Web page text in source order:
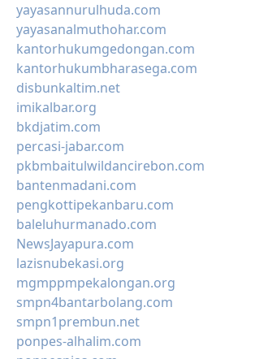
yayasannurulhuda.com
yayasanalmuthohar.com
kantorhukumgedongan.com
kantorhukumbharasega.com
disbunkaltim.net
imikalbar.org
bkdjatim.com
percasi-jabar.com
pkbmbaitulwildancirebon.com
bantenmadani.com
pengkottipekanbaru.com
baleluhurmanado.com
NewsJayapura.com
lazisnubekasi.org
mgmppmpekalongan.org
smpn4bantarbolang.com
smpn1prembun.net
ponpes-alhalim.com